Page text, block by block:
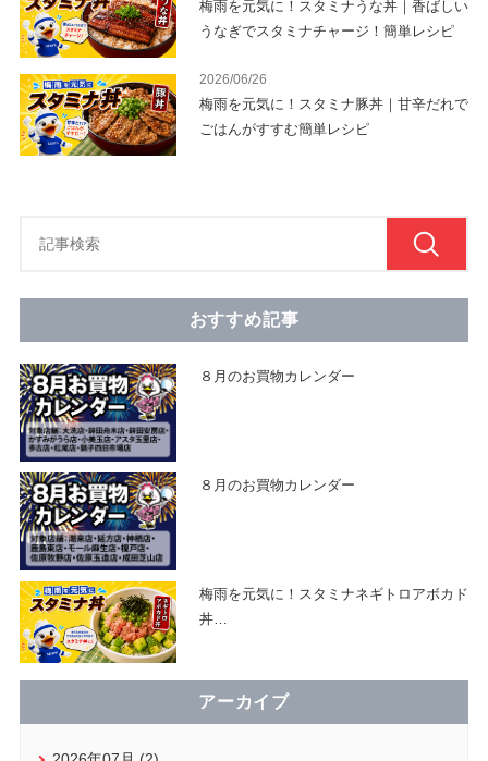
梅雨を元気に！スタミナうな丼｜香ばしい
うなぎでスタミナチャージ！簡単レシピ
2026/06/26
梅雨を元気に！スタミナ豚丼｜甘辛だれで
ごはんがすすむ簡単レシピ
おすすめ記事
８月のお買物カレンダー
８月のお買物カレンダー
梅雨を元気に！スタミナネギトロアボカド
丼…
アーカイブ